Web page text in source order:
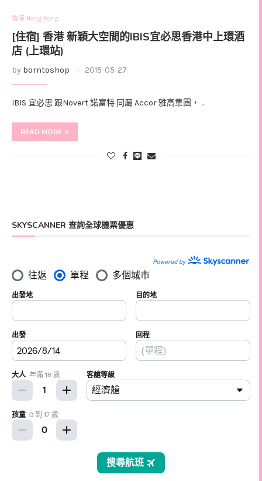
香港 Hong Kong
[住宿] 香港 新穎大空間的IBIS宜必思香港中上環酒
店 (上環站)
by borntoshop 2015-05-27
IBIS 宜必思 跟Novert 諾富特 同屬 Accor 雅高集團， …
READ MORE
SKYSCANNER 查詢全球機票優惠